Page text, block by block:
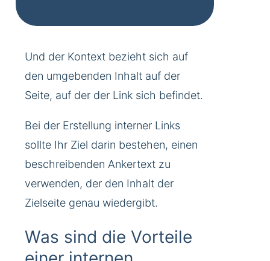
Und der Kontext bezieht sich auf
den umgebenden Inhalt auf der
Seite, auf der der Link sich befindet.
Bei der Erstellung interner Links
sollte Ihr Ziel darin bestehen, einen
beschreibenden Ankertext zu
verwenden, der den Inhalt der
Zielseite genau wiedergibt.
Was sind die Vorteile